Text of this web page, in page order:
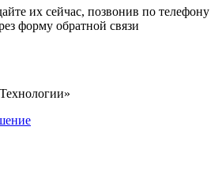
их сейчас, позвонив по телефону
форму обратной связи